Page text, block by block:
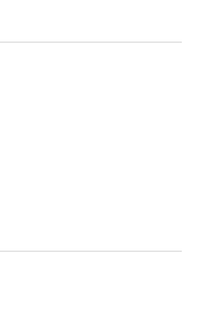
责任保险、精神病监护
等）；（三）传统财产
务的开展，华西经纪会